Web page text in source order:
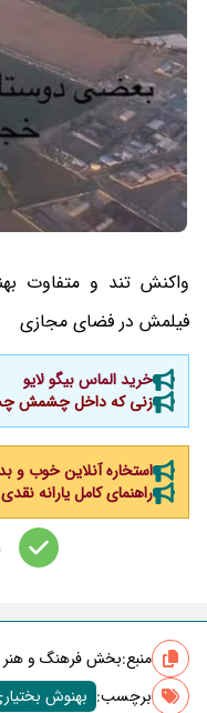
واکنش تند و متفاوت
فیلمش در فضای مجازی
خرید الماس بیگو لایو
زنی که داخل چشمش
استخاره آنلاین خوب و
راهنمای کامل یارانه نقدی ۱۴۰۵؛ مبلغ، زمان واریز،
منبع:بخش فرهنگ و
برچسب‌: بهنوش